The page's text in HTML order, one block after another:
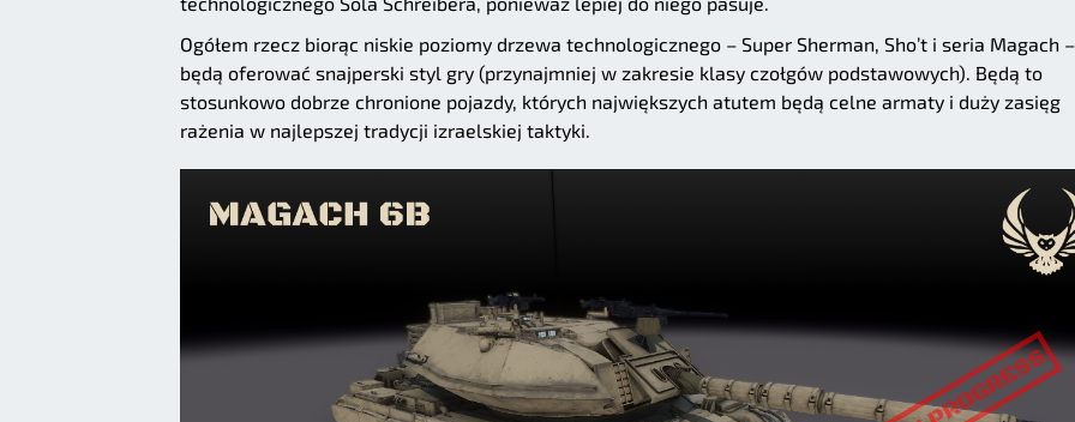
Ogółem rzecz biorąc niskie poziomy drzewa technologicznego – Super Sherman, Sho’t i seria Magach –
będą oferować snajperski styl gry (przynajmniej w zakresie klasy czołgów podstawowych). Będą to
stosunkowo dobrze chronione pojazdy, których największych atutem będą celne armaty i duży zasięg
rażenia w najlepszej tradycji izraelskiej taktyki.